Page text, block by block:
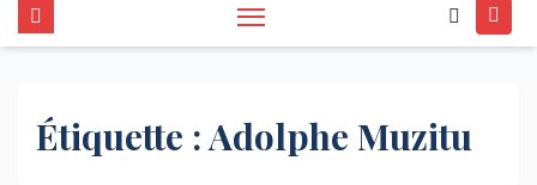
Étiquette :Adolphe Muzitu